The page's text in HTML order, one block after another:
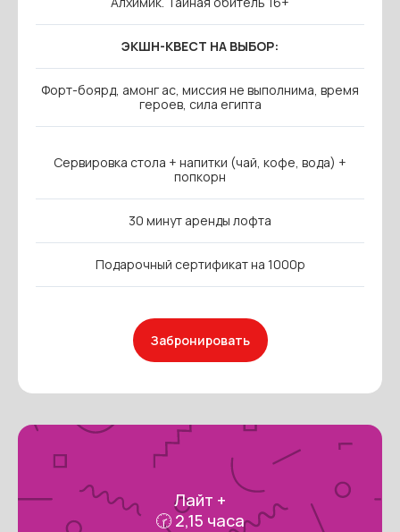
ЭКШН-КВЕСТ НА ВЫБОР:
Форт-боярд, амонг ас, миссия не выполнима, время
героев, сила египта
Сервировка стола + напитки (чай, кофе, вода) +
попкорн
30 минут аренды лофта
Подарочный сертификат на 1000р
Забронировать
Лайт +
🕝 2,15 часа